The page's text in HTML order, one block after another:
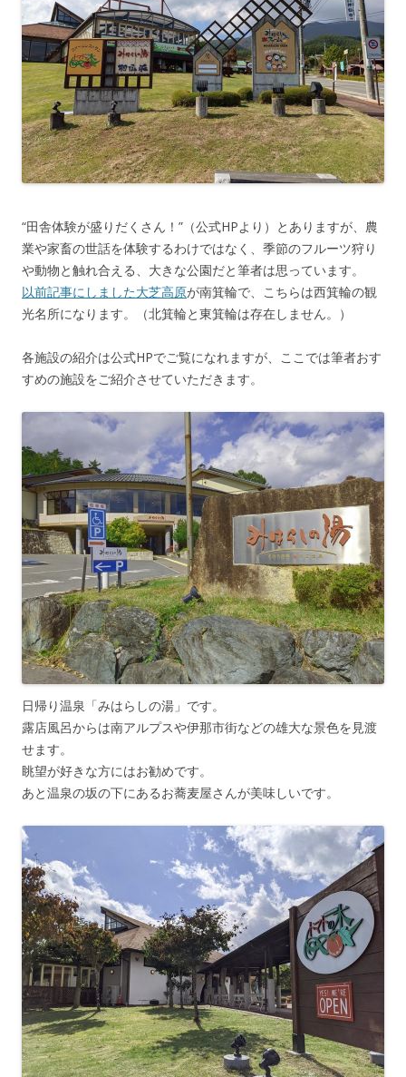
“田舎体験が盛りだくさん！ ”（公式HPより）とありますが、農
業や家畜の世話を体験するわけではなく、季節のフルーツ狩り
や動物と触れ合える、大きな公園だと筆者は思っています。
以前記事にしました大芝高原が南箕輪で、こちらは西箕輪の観
光名所になります。（北箕輪と東箕輪は存在しません。）
各施設の紹介は公式HPでご覧になれますが、ここでは筆者おす
すめの施設をご紹介させていただきます。
日帰り温泉「みはらしの湯」です。
露店風呂からは南アルプスや伊那市街などの雄大な景色を見渡
せます。
眺望が好きな方にはお勧めです。
あと温泉の坂の下にあるお蕎麦屋さんが美味しいです。